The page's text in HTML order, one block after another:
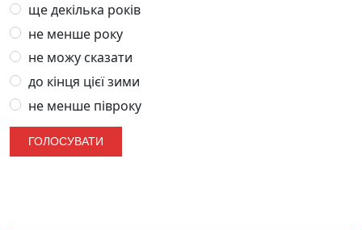
ще декілька років
не менше року
не можу сказати
до кінця цієї зими
не менше півроку